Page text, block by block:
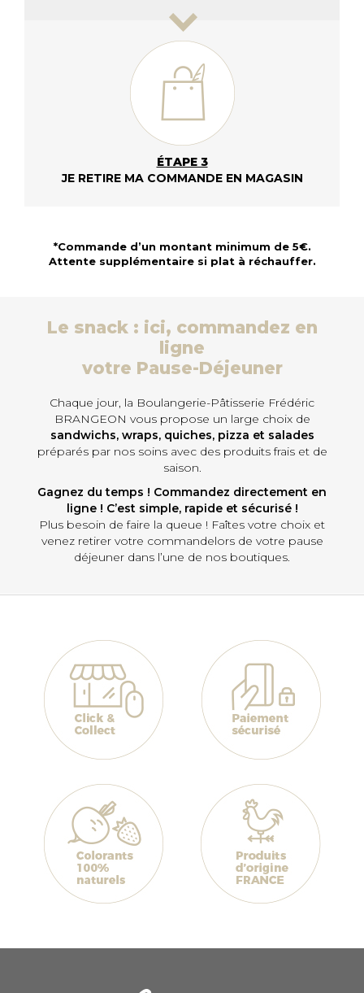
ÉTAPE 3
JE RETIRE MA COMMANDE EN MAGASIN
*Commande d’un montant minimum de 5€.
Attente supplémentaire si plat à réchauffer.
Le snack : ici, commandez en
ligne
votre Pause-Déjeuner
Chaque jour, la Boulangerie-Pâtisserie Frédéric
BRANGEON vous propose un large choix de
sandwichs, wraps, quiches, pizza et salades
préparés par nos soins avec des produits frais et de
saison.
Gagnez du temps ! Commandez directement en
ligne ! C’est simple, rapide et sécurisé !
Plus besoin de faire la queue ! Faîtes votre choix et
venez retirer votre commandelors de votre pause
déjeuner dans l’une de nos boutiques.